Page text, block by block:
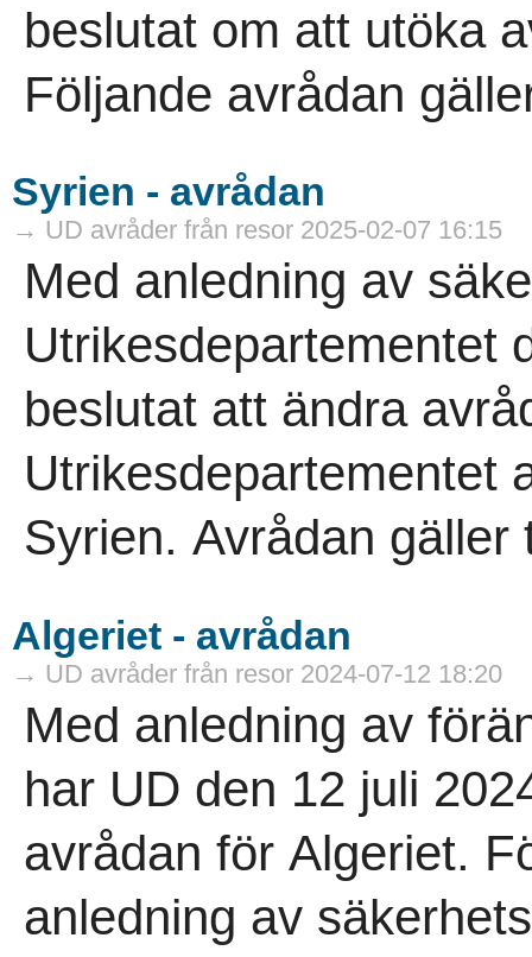
beslutat om att utöka
Följande avrådan
Syrien - avrådan
→ UD avråder från resor 2025-02-07 16:15
Med anledning av
Utrikesdepartementet
beslutat att ändra
Utrikesdepartementet
Syrien. Avrådan gäller
Algeriet - avrådan
→ UD avråder från resor 2024-07-12 18:20
Med anledning av
har UD den 12 juli
avrådan för Algeriet.
anledning av